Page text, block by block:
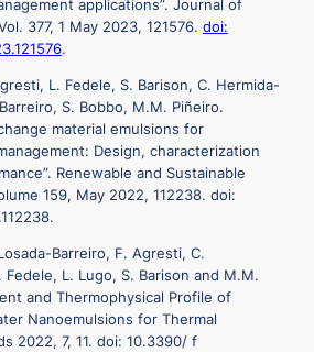
applications”. Journal of
377, 1 May 2023, 121576. doi:
.
L. Fedele, S. Barison, C. Hermida-
S. Bobbo, M.M. Piñeiro.
material emulsions for
Design, characterization
Renewable and Sustainable
159, May 2022, 112238. doi:
Barreiro, F. Agresti, C.
L. Lugo, S. Barison and M.M.
and Thermophysical Profile of
Nanoemulsions for Thermal
2022, 7, 11. doi: 10.3390/ f